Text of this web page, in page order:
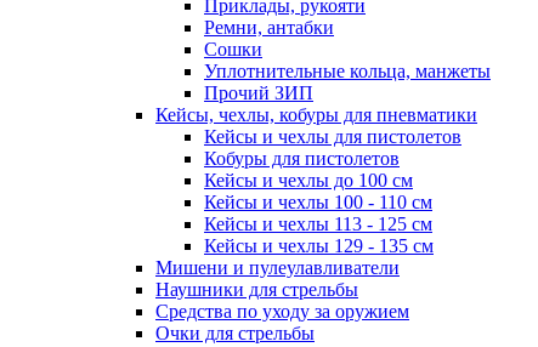
Приклады, рукояти
Ремни, антабки
Сошки
Уплотнительные кольца, манжеты
Прочий ЗИП
Кейсы, чехлы, кобуры для пневматики
Кейсы и чехлы для пистолетов
Кобуры для пистолетов
Кейсы и чехлы до 100 см
Кейсы и чехлы 100 - 110 см
Кейсы и чехлы 113 - 125 см
Кейсы и чехлы 129 - 135 см
Мишени и пулеулавливатели
Наушники для стрельбы
Средства по уходу за оружием
Очки для стрельбы